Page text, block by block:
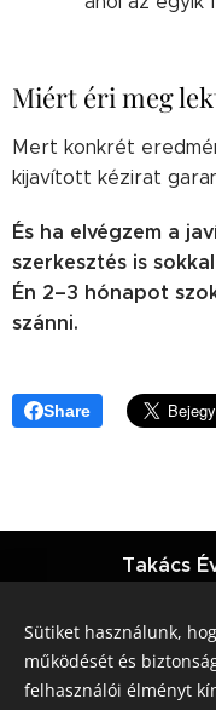
Miért éri meg
Mert konkrét
kijavított kézirat
És ha elvégzem a
szerkesztés is
Én 2–3 hónapot
szánni.
Share
Takács
Általános
Sütiket használunk,
működését és
felhasználói élményt